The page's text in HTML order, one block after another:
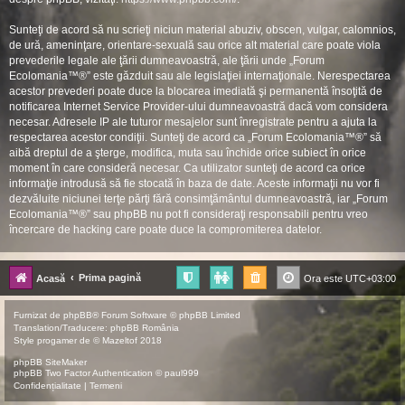
Sunteţi de acord să nu scrieţi niciun material abuziv, obscen, vulgar, calomnios,
de ură, ameninţare, orientare-sexuală sau orice alt material care poate viola
prevederile legale ale ţării dumneavoastră, ale ţării unde „Forum
Ecolomania™®” este găzduit sau ale legislaţiei internaţionale. Nerespectarea
acestor prevederi poate duce la blocarea imediată şi permanentă însoţită de
notificarea Internet Service Provider-ului dumneavoastră dacă vom considera
necesar. Adresele IP ale tuturor mesajelor sunt înregistrate pentru a ajuta la
respectarea acestor condiţii. Sunteţi de acord ca „Forum Ecolomania™®” să
aibă dreptul de a şterge, modifica, muta sau închide orice subiect în orice
moment în care consideră necesar. Ca utilizator sunteţi de acord ca orice
informaţie introdusă să fie stocată în baza de date. Aceste informaţii nu vor fi
dezvăluite niciunei terţe părţi fără consimţământul dumneavoastră, iar „Forum
Ecolomania™®” sau phpBB nu pot fi consideraţi responsabili pentru vreo
încercare de hacking care poate duce la compromiterea datelor.
Acasă Prima pagină Ora esteUTC+03:00
Furnizat de phpBB® Forum Software © phpBB Limited
Translation/Traducere: phpBB România
Style progamer de © Mazeltof 2018
phpBB SiteMaker
phpBB Two Factor Authentication © paul999
Confidențialitate | Termeni